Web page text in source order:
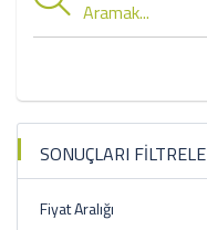
SONUÇLARI FİLTRELE
Fiyat Aralığı